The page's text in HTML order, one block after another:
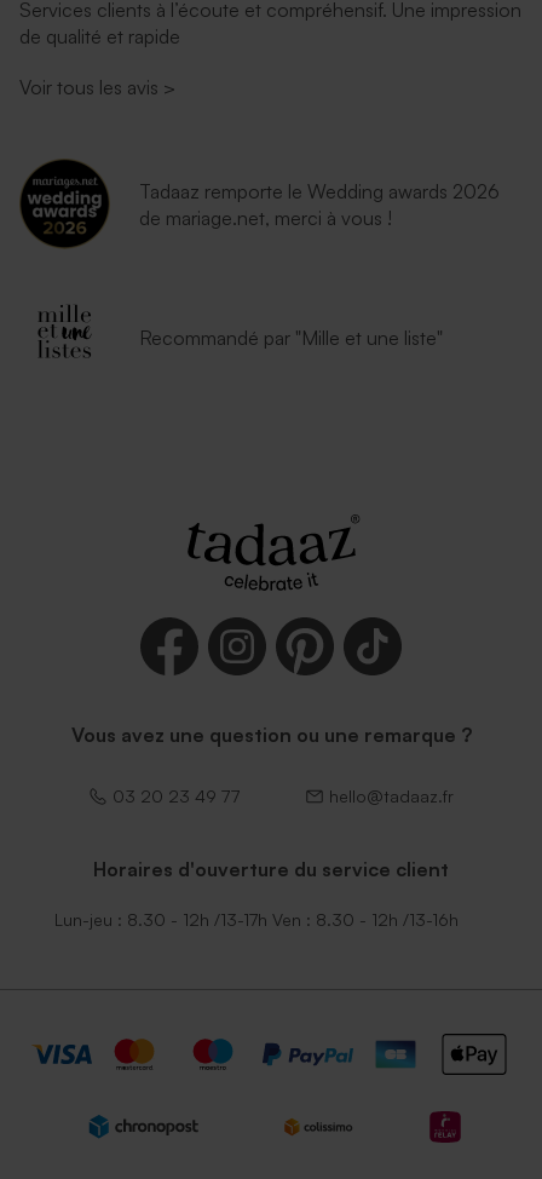
Services clients à l’écoute et compréhensif. Une impression
de qualité et rapide
Voir tous les avis >
Tadaaz remporte le Wedding awards 2026
de mariage.net, merci à vous !
Recommandé par "Mille et une liste"
Vous avez une question ou une remarque ?
03 20 23 49 77 hello@tadaaz.fr
Horaires d'ouverture du service client
Lun-jeu : 8.30 - 12h /13-17h Ven : 8.30 - 12h /13-16h